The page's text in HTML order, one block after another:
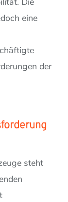
eine
der
steht